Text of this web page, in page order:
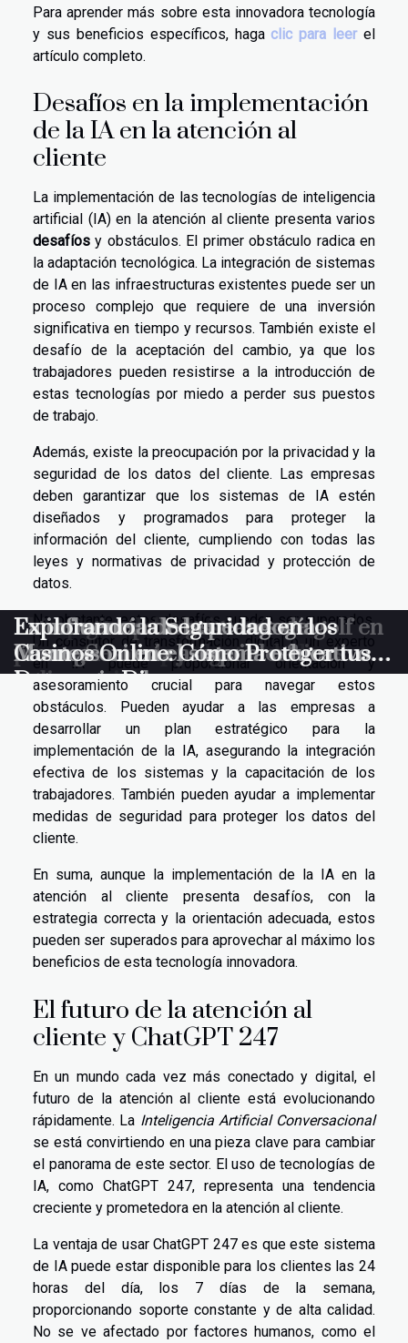
Para aprender más sobre esta innovadora tecnología
y sus beneficios específicos, haga clic para leerel
artículo completo.
Desafíos en la implementación
de la IA en la atención al
cliente
La implementación de las tecnologías de inteligencia
artificial (IA) en la atención al cliente presenta varios
desafíos y obstáculos. El primer obstáculo radica en
la adaptación tecnológica. La integración de sistemas
de IA en las infraestructuras existentes puede ser un
proceso complejo que requiere de una inversión
significativa en tiempo y recursos. También existe el
desafío de la aceptación del cambio, ya que los
trabajadores pueden resistirse a la introducción de
estas tecnologías por miedo a perder sus puestos
de trabajo.
Además, existe la preocupación por la privacidad y la
seguridad de los datos del cliente. Las empresas
deben garantizar que los sistemas de IA estén
diseñados y programados para proteger la
información del cliente, cumpliendo con todas las
leyes y normativas de privacidad y protección de
datos.
No obstante, estos desafíos pueden ser superados.
Un consultor de transformación digital o un experto
en IA puede proporcionar orientación y
asesoramiento crucial para navegar estos
obstáculos. Pueden ayudar a las empresas a
desarrollar un plan estratégico para la
implementación de la IA, asegurando la integración
efectiva de los sistemas y la capacitación de los
trabajadores. También pueden ayudar a implementar
medidas de seguridad para proteger los datos del
cliente.
En suma, aunque la implementación de la IA en la
atención al cliente presenta desafíos, con la
estrategia correcta y la orientación adecuada, estos
pueden ser superados para aprovechar al máximo los
beneficios de esta tecnología innovadora.
El futuro de la atención al
cliente y ChatGPT 247
En un mundo cada vez más conectado y digital, el
futuro de la atención al cliente está evolucionando
rápidamente. La Inteligencia Artificial Conversacional
se está convirtiendo en una pieza clave para cambiar
el panorama de este sector. El uso de tecnologías de
IA, como ChatGPT 247, representa una tendencia
creciente y prometedora en la atención al cliente.
La ventaja de usar ChatGPT 247 es que este sistema
de IA puede estar disponible para los clientes las 24
horas del día, los 7 días de la semana,
proporcionando soporte constante y de alta calidad.
No se ve afectado por factores humanos, como el
El impacto del servicio técnico
eficiente en la productividad
empresarial
Estrategias para gestionar tu
presupuesto de juego en casinos
online
La economía de las clases de golf en
línea: ¿Son más asequibles?
La influencia de la pedagogía
Montessori en el sistema educativo
internacional
Explorando la Seguridad en los
Casinos Online: Cómo Proteger tus
Datos y tu Dinero